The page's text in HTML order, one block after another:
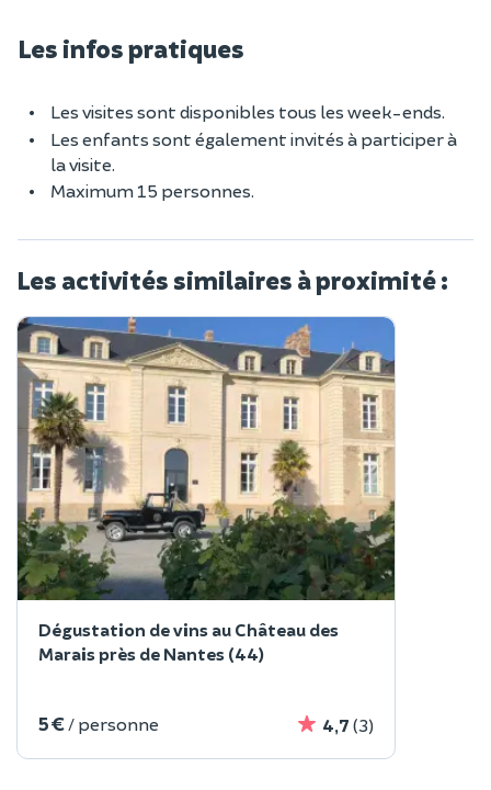
Les infos pratiques
Les visites sont disponibles tous les week-ends.
Les enfants sont également invités à participer à
la visite.
Maximum 15 personnes.
Les activités similaires à proximité :
Dégustation de vins au Château des
Marais près de Nantes (44)
5 € / personne 4,7 (3)